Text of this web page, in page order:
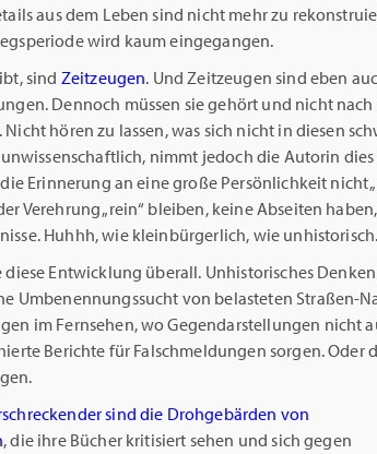
aus dem Leben sind nicht mehr zu
wird kaum eingegangen.
sind Zeitzeugen. Und Zeitzeugen sind eben
Dennoch müssen sie gehört und nicht
Nicht hören zu lassen, was sich nicht in diesen
nimmt jedoch die Autorin dies
Erinnerung an eine große Persönlichkeit nicht
Verehrung „rein“ bleiben, keine Abseiten
Huhhh, wie kleinbürgerlich, wie unhistorisch.
diese Entwicklung überall. Unhistorisches
Umbenennungssucht von belasteten Straßen-
im Fernsehen, wo Gegendarstellungen nicht
Berichte für Falschmeldungen sorgen. Oder
sind die Drohgebärden von
, die ihre Bücher kritisiert sehen und sich gegen